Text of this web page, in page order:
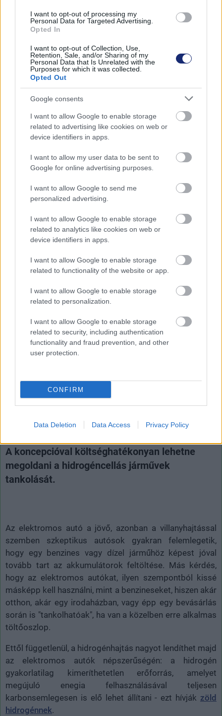
I want to opt-out of processing my
Personal Data for Targeted Advertising.
Opted In
I want to opt-out of Collection, Use,
Retention, Sale, and/or Sharing of my
Personal Data that Is Unrelated with the
Purposes for which it was collected.
Opted Out
Google consents
I want to allow Google to enable storage
related to advertising like cookies on web or
device identifiers in apps.
I want to allow my user data to be sent to
Google for online advertising purposes.
I want to allow Google to send me
personalized advertising.
I want to allow Google to enable storage
related to analytics like cookies on web or
device identifiers in apps.
I want to allow Google to enable storage
related to functionality of the website or app.
I want to allow Google to enable storage
related to personalization.
I want to allow Google to enable storage
related to security, including authentication
functionality and fraud prevention, and other
user protection.
CONFIRM
Data Deletion Data Access Privacy Policy
benzinmotorral volt képes táplálni a lemerülő
akkumulátorokat.
A Tesla járművei mellett olyan érdekességeket lehet
megnézni, mint a Texasban és Berlinben megnyílt
óriásgyárak, a Gigafactory-k automatizációs
megoldásai, a cég energetikai ökoszisztémája, de a
látogatók Elon Musk más cégeinek, így az űrkutatással
foglalkozó SpaceX, a vsaúti közlekedést újragondoló
Hyperloop és utóbbi alagútjainak kifúrására létrehozott
Boring Company életébe is betekintést nyerhetnek.
#múzeum
Hozzászólások
Mobil hidrogéntöltő állomást
hiperautó mellé
A koncepcióval költséghatékonyan lehetne
megoldani a hidrogéncellás járművek
tankolását.
Az elektromos autó a jövő, azonban a villanyhajtással
szemben szkeptikus autósok gyakran felemlegetik,
hogy egy benzines vagy dízel járműhöz képest jóval
tovább tart az akkumulátorok feltöltése. Más kérdés,
hogy az elektromos autókat, ilyen szempontból kissé
másképp kell használni, mint a benzineseket, hiszen akár
otthon, akár egy irodaházban, vagy épp egy bevásárlás
során is "tankolhatóak", ha van a közelben erre alkalmas
töltőoszlop.
Ettől függetlenül, a hidrogénhajtás nagyot lendíthet majd
az elektromos autók népszerűségén: a hidrogén
gyakorlatilag kimeríthetetlen erőforrás, amelyet
megújuló enegia felhasználásával teljesen
karbonsemlegesen is elő lehet állítani - ezt hívják zöld
hidrogénnek.